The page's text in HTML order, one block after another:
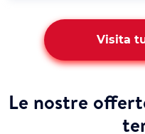
Visita
Le nostre